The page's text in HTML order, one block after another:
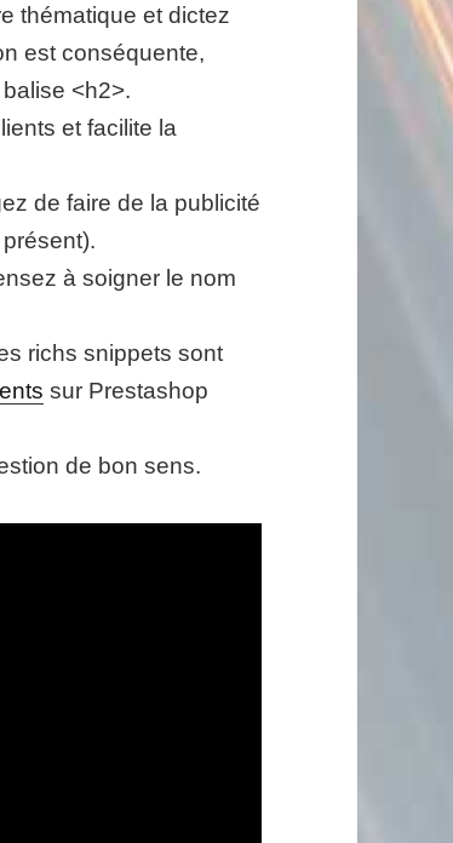
thématique et dictez
est conséquente,
<h2>.
et facilite la
de faire de la publicité
à soigner le nom
richs snippets sont
sur Prestashop
de bon sens.